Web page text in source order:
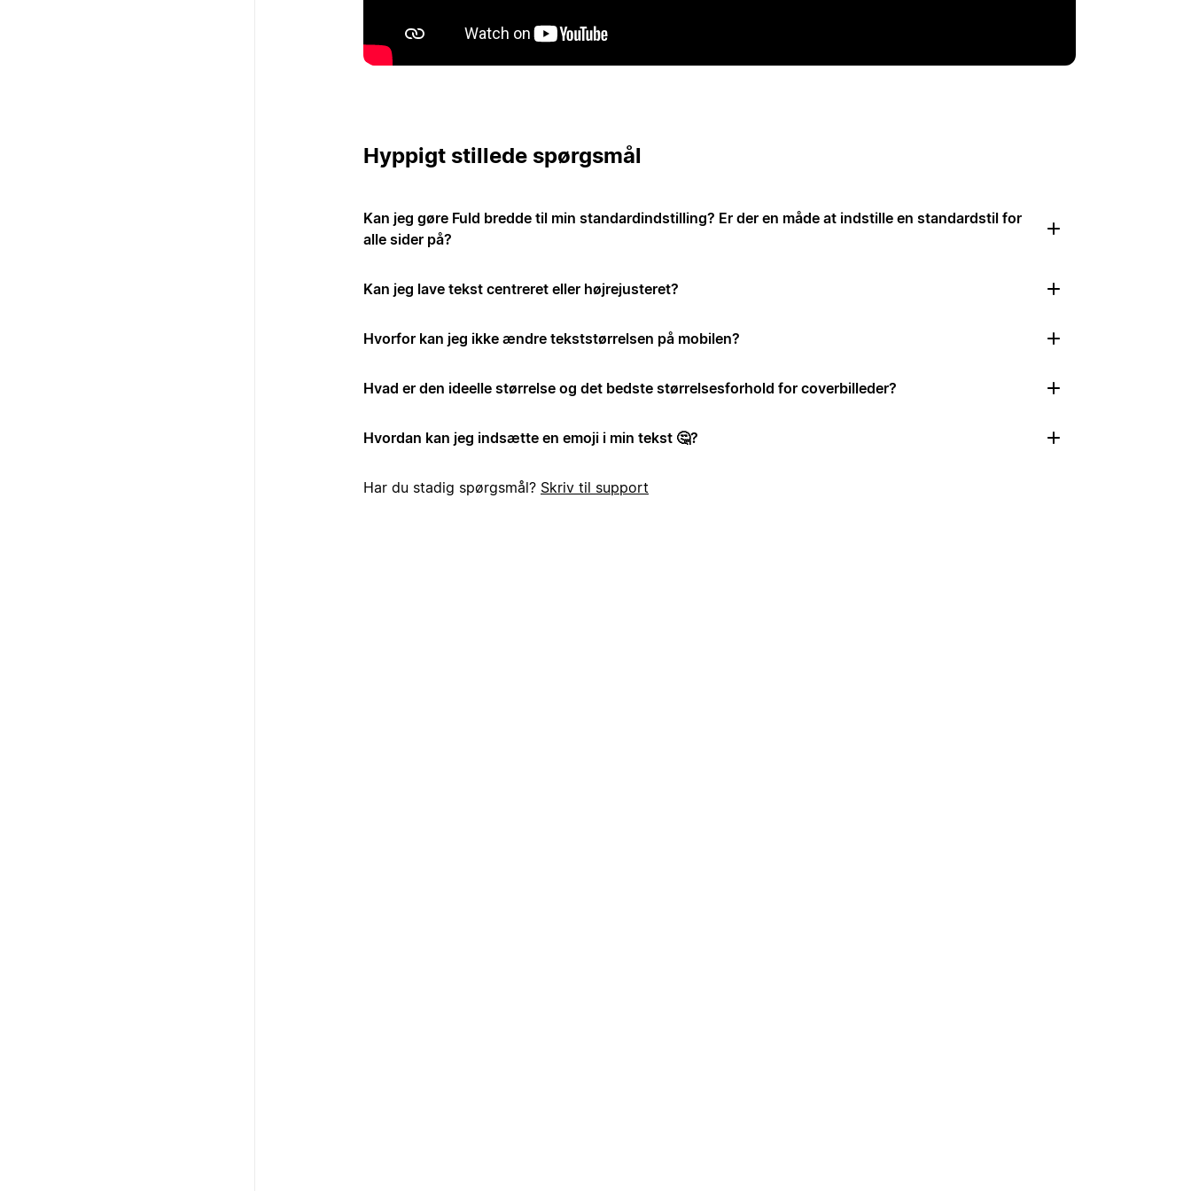
Hyppigt stillede spørgsmål
Kan jeg gøre Fuld bredde til min standardindstilling? Er der en måde at indstille en standardstil for
alle sider på?
Kan jeg lave tekst centreret eller højrejusteret?
Hvorfor kan jeg ikke ændre tekststørrelsen på mobilen?
Hvad er den ideelle størrelse og det bedste størrelsesforhold for coverbilleder?
Hvordan kan jeg indsætte en emoji i min tekst 🤔?
Har du stadig spørgsmål? Skriv til support